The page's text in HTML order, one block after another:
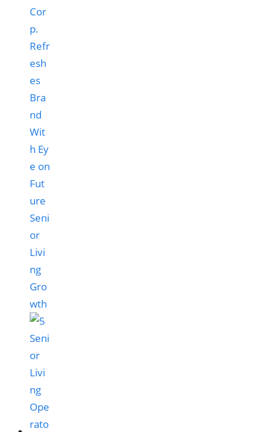
Cor
p.
Refr
esh
es
Bra
nd
Wit
h Ey
e on
Fut
ure
Seni
or
Livi
ng
Gro
wth